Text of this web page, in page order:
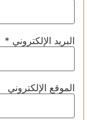
البريد الإلكتروني *
الموقع الإلكتروني